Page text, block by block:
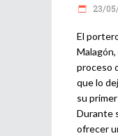
23/
El
proceso
que lo
su
Durante
ofrecer